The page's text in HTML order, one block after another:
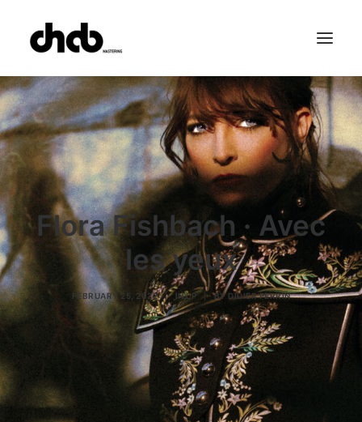
References
Studio
Booking
Team
FAQ
Flora Fishbach · Avec
les yeux
FEBRUARY 25, 2022 | INLP | BYDIDIER PERRIN